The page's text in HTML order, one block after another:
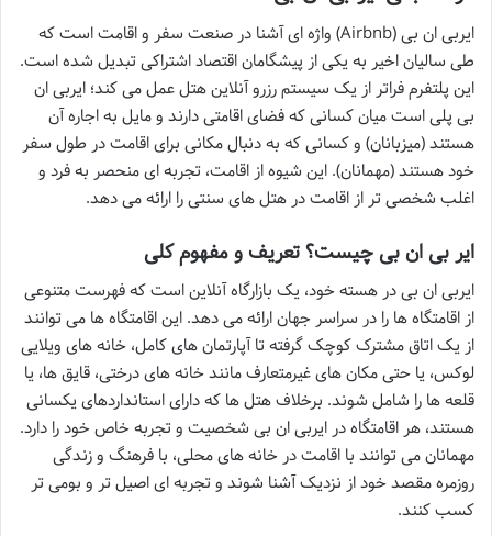
ایربی ان بی (Airbnb) واژه ای آشنا در صنعت سفر و اقامت است که
طی سالیان اخیر به یکی از پیشگامان اقتصاد اشتراکی تبدیل شده است.
این پلتفرم فراتر از یک سیستم رزرو آنلاین هتل عمل می کند؛ ایربی ان
بی پلی است میان کسانی که فضای اقامتی دارند و مایل به اجاره آن
هستند (میزبانان) و کسانی که به دنبال مکانی برای اقامت در طول سفر
خود هستند (مهمانان). این شیوه از اقامت، تجربه ای منحصر به فرد و
اغلب شخصی تر از اقامت در هتل های سنتی را ارائه می دهد.
ایر بی ان بی چیست؟ تعریف و مفهوم کلی
ایربی ان بی در هسته خود، یک بازارگاه آنلاین است که فهرست متنوعی
از اقامتگاه ها را در سراسر جهان ارائه می دهد. این اقامتگاه ها می توانند
از یک اتاق مشترک کوچک گرفته تا آپارتمان های کامل، خانه های ویلایی
لوکس، یا حتی مکان های غیرمتعارف مانند خانه های درختی، قایق ها، یا
قلعه ها را شامل شوند. برخلاف هتل ها که دارای استانداردهای یکسانی
هستند، هر اقامتگاه در ایربی ان بی شخصیت و تجربه خاص خود را دارد.
مهمانان می توانند با اقامت در خانه های محلی، با فرهنگ و زندگی
روزمره مقصد خود از نزدیک آشنا شوند و تجربه ای اصیل تر و بومی تر
کسب کنند.